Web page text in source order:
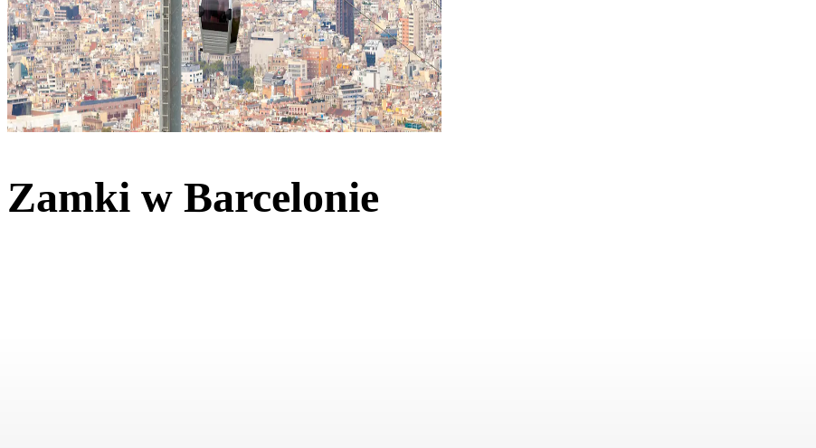
Zamki w Barcelonie